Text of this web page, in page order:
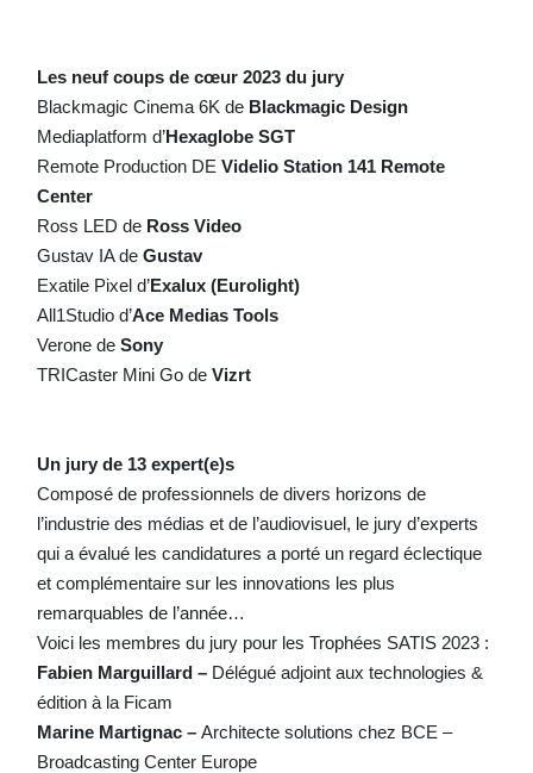
Les neuf coups de cœur 2023 du jury
Blackmagic Cinema 6K deBlackmagic Design
Mediaplatform d’Hexaglobe SGT
Remote Production DE Videlio Station 141 Remote
Center
Ross LED de Ross Video
Gustav IA de Gustav
Exatile Pixel d’Exalux (Eurolight)
All1Studio d’Ace Medias Tools
Verone de Sony
TRICaster Mini Go de Vizrt
Un jury de 13 expert(e)s
Composé de professionnels de divers horizons de
l’industrie des médias et de l’audiovisuel, le jury d’experts
qui a évalué les candidatures a porté un regard éclectique
et complémentaire sur les innovations les plus
remarquables de l’année…
Voici les membres du jury pour les Trophées SATIS 2023 :
Fabien Marguillard – Délégué adjoint aux technologies &
édition à la Ficam
Marine Martignac – Architecte solutions chez BCE –
Broadcasting Center Europe